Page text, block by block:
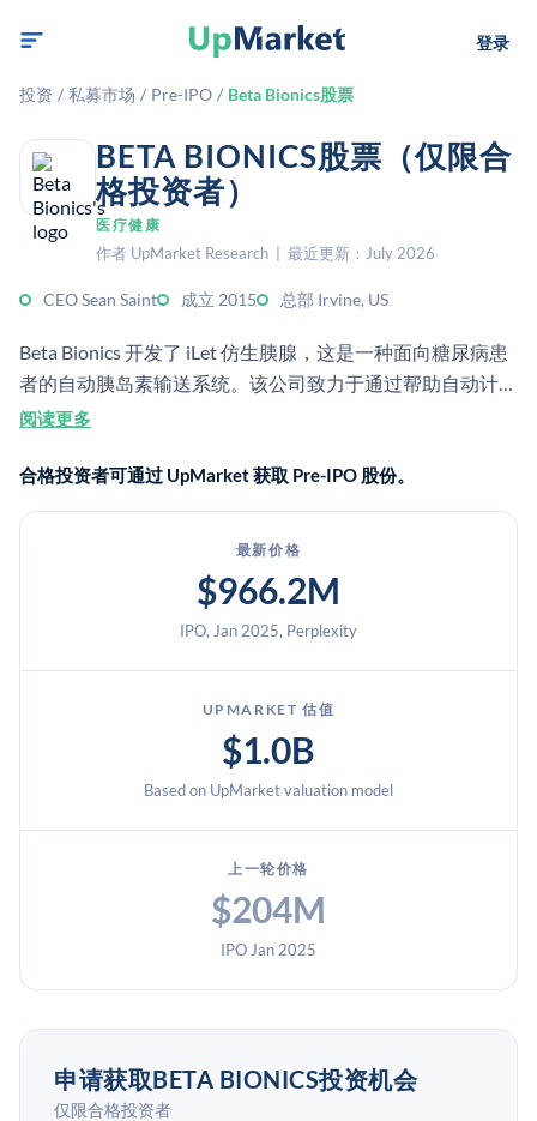
登录
投资 / 私募市场 / Pre-IPO / Beta Bionics股票
BETA BIONICS股票（仅限合
格投资者）
医疗健康
作者 UpMarket Research | 最近更新：July 2026
CEO Sean Saint 成立 2015 总部 Irvine, US
Beta Bionics 开发了 iLet 仿生胰腺，这是一种面向糖尿病患
者的自动胰岛素输送系统。该公司致力于通过帮助自动计算
胰岛素剂量的技术，简化糖尿病管理。
阅读更多
合格投资者可通过 UpMarket 获取 Pre-IPO 股份。
最新价格
$966.2M
IPO, Jan 2025, Perplexity
UPMARKET 估值
$1.0B
Based on UpMarket valuation model
上一轮价格
$204M
IPO Jan 2025
申请获取BETA BIONICS投资机会
仅限合格投资者